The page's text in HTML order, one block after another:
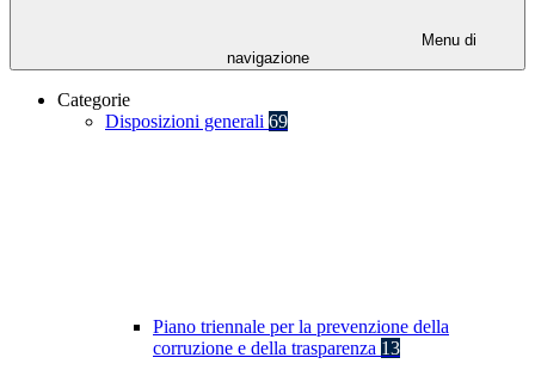
Menu di
navigazione
Categorie
Disposizioni generali 69
Piano triennale per la prevenzione della
corruzione e della trasparenza 13